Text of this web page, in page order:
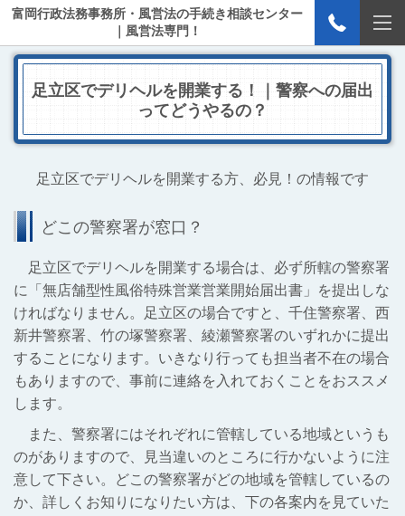
富岡行政法務事務所・風営法の手続き相談センター
｜風営法専門！
足立区でデリヘルを開業する！｜警察への届出
ってどうやるの？
足立区でデリヘルを開業する方、必見！の情報です
どこの警察署が窓口？
足立区でデリヘルを開業する場合は、必ず所轄の警察署
に「無店舗型性風俗特殊営業営業開始届出書」を提出しな
ければなりません。足立区の場合ですと、千住警察署、西
新井警察署、竹の塚警察署、綾瀬警察署のいずれかに提出
することになります。いきなり行っても担当者不在の場合
もありますので、事前に連絡を入れておくことをおススメ
します。
また、警察署にはそれぞれに管轄している地域というも
のがありますので、見当違いのところに行かないように注
意して下さい。どこの警察署がどの地域を管轄しているの
か、詳しくお知りになりたい方は、下の各案内を見ていた